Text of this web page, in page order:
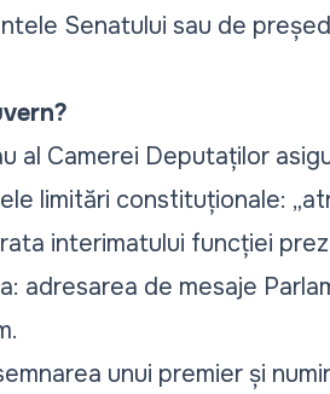
Senatului sau de
al Camerei Deputaților
limitări constituționale:
interimatului funcției
de mesaje
unui premier și